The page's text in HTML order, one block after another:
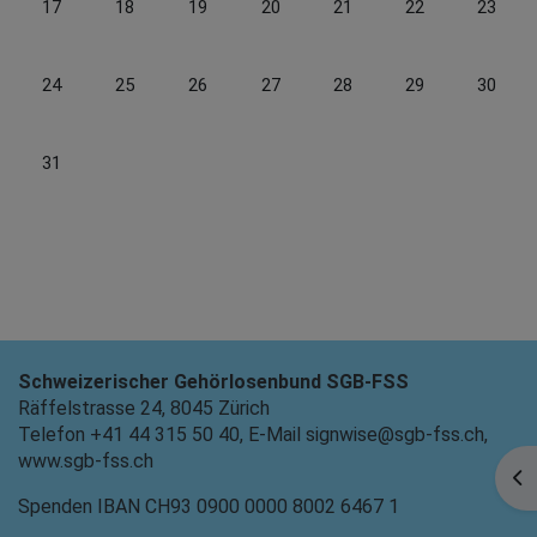
17 18 19 20 21 22 23
Keine Termine, Montag, 24. August
24 Keine Termine, Dienstag, 25. August
25 Keine Termine, Mittwoch, 26. August
26 Keine Termine, Donnerstag, 27.
27 Keine Termine, Freitag,
28 Keine Termine,
29 Keine
30
Keine Termine, Montag, 31. August
31
Schweizerischer Gehörlosenbund SGB-FSS
Räffelstrasse 24, 8045 Zürich
Telefon +41 44 315 50 40, E-Mail signwise@sgb-fss.ch,
www.sgb-fss.ch
Spenden IBAN CH93 0900 0000 8002 6467 1